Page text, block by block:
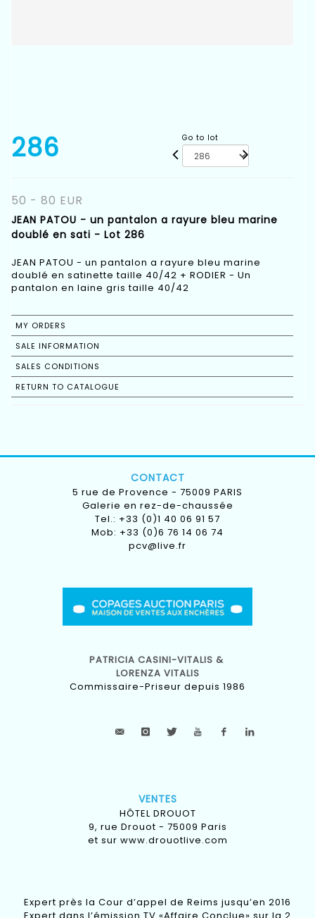
286 Go to lot
50 - 80 EUR
JEAN PATOU - un pantalon a rayure bleu marine
doublé en sati - Lot 286
JEAN PATOU - un pantalon a rayure bleu marine
doublé en satinette taille 40/42 + RODIER - Un
pantalon en laine gris taille 40/42
MY ORDERS
SALE INFORMATION
SALES CONDITIONS
RETURN TO CATALOGUE
CONTACT
5 rue de Provence - 75009 PARIS
Galerie en rez-de-chaussée
Tel.: +33 (0)1 40 06 91 57
Mob: +33 (0)6 76 14 06 74
pcv@live.fr
PATRICIA CASINI-VITALIS &
LORENZA VITALIS
Commissaire-Priseur depuis 1986
VENTES
HÔTEL DROUOT
9, rue Drouot - 75009 Paris
et sur www.drouotlive.com
Expert près la Cour d’appel de Reims jusqu’en 2016